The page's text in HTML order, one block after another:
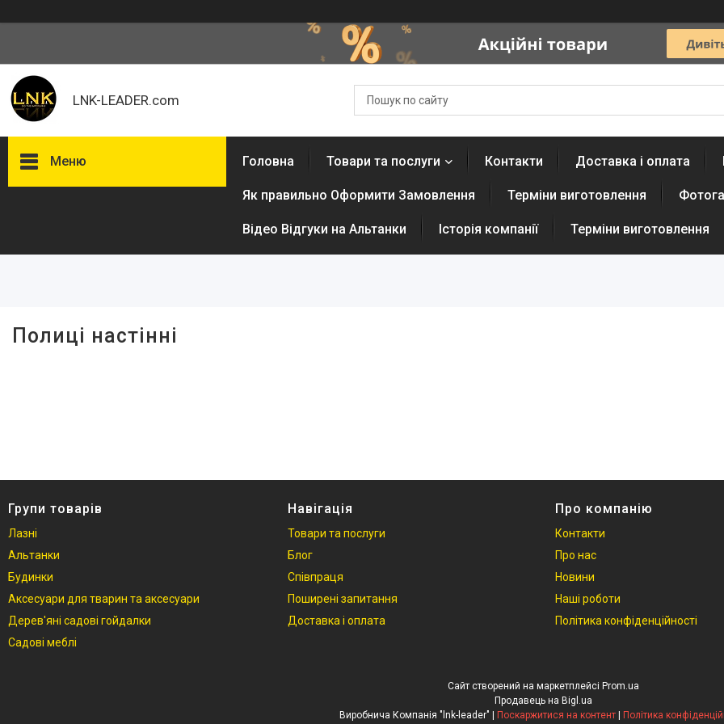
LNK-LEADER.com
Меню
Товари та послуги
Головна Товари та послуги Контакти Доставка і оплата
Як правильно Оформити Замовлення Терміни виготовлення
Відео Відгуки на Альтанки Історія компанії Терміни виготовлення
Полиці настінні
Групи товарів
Лазні
Альтанки
Будинки
Аксесуари для тварин та аксесуари
Дерев'яні садові гойдалки
Садові меблі
Навігація
Товари та послуги
Блог
Співпраця
Поширені запитання
Доставка і оплата
Про компанію
Контакти
Про нас
Новини
Наші роботи
Політика конфіденційності
Сайт створений на маркетплейсі Prom.ua
Продавець на Bigl.ua
Поскаржитися на контент Політика